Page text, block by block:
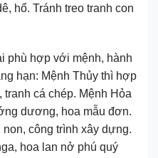
hổ. Tránh treo tranh con
phù hợp với mệnh, hành
hạn: Mệnh Thủy thì hợp
cá chép. Mệnh Hỏa
dương, hoa mẫu đơn.
công trình xây dựng.
hoa lan nở phú quý